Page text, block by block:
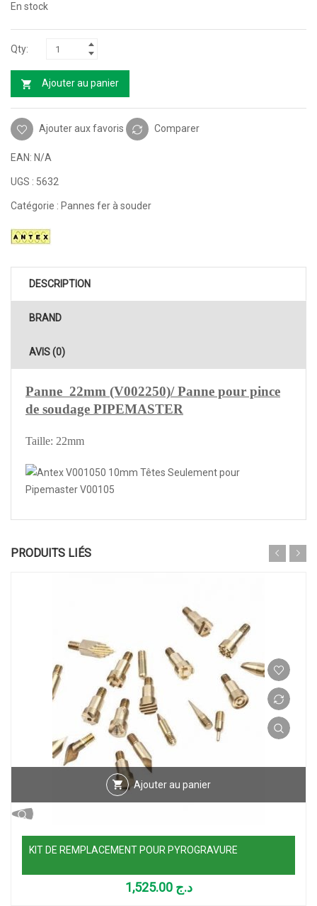
En stock
Ajouter au panier
Ajouter aux favoris Comparer
EAN: N/A
UGS : 5632
Catégorie : Pannes fer à souder
DESCRIPTION
BRAND
AVIS (0)
Panne 22mm (V002250)/ Panne pour pince
de soudage PIPEMASTER
Taille: 22mm
PRODUITS LIÉS
Ajouter au panier
KIT DE REMPLACEMENT POUR PYROGRAVURE
د.ج 1,525.00